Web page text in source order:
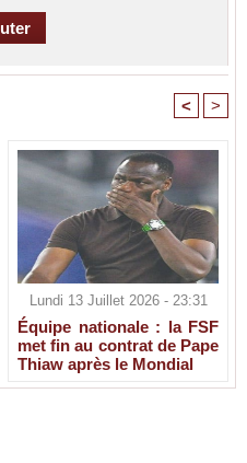
< >
Lundi 13 Juillet 2026 - 23:31
Équipe nationale : la FSF
met fin au contrat de Pape
Thiaw après le Mondial